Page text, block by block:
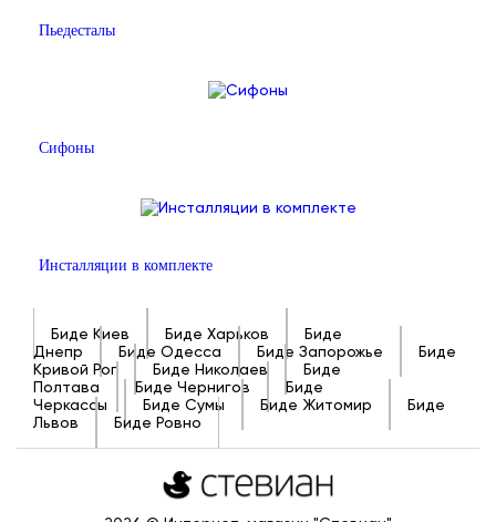
Пьедесталы
Сифоны
Инсталляции в комплекте
Биде Киев Биде Харьков
Биде
Днепр
Биде Одесса Биде Запорожье
Биде
Кривой Рог
Биде Николаев
Биде
Полтава
Биде Чернигов
Биде
Черкассы
Биде Сумы Биде Житомир
Биде
Львов
Биде Ровно